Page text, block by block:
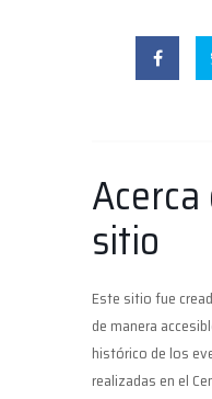
sitio
Este sitio fue
de manera
histórico de los
realizadas en el